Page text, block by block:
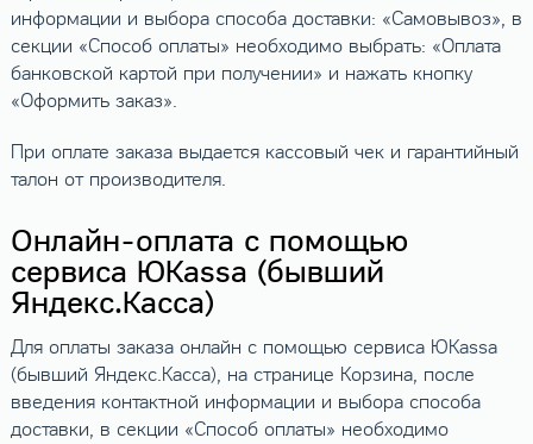
информации и выбора способа доставки: «Самовывоз», в
секции «Способ оплаты» необходимо выбрать: «Оплата
банковской картой при получении» и нажать кнопку
«Оформить заказ».
При оплате заказа выдается кассовый чек и гарантийный
талон от производителя.
Онлайн-оплата с помощью
сервиса ЮKassa (бывший
Яндекс.Касса)
Для оплаты заказа онлайн с помощью сервиса ЮKassa
(бывший Яндекс.Касса), на странице Корзина, после
введения контактной информации и выбора способа
доставки, в секции «Способ оплаты» необходимо